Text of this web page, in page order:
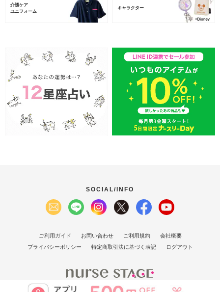
介護ケア
ユニフォーム
キャラクター
SOCIAL/INFO
ご利用ガイド お問い合わせ ご利用規約
会社概要
プライバシーポリシー
特定商取引法に基づく表記 ログアウト